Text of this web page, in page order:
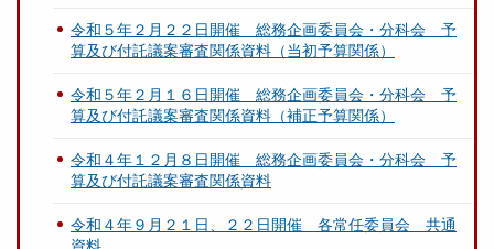
令和５年２月２２日開催 総務企画委員会・分科会 予
算及び付託議案審査関係資料（当初予算関係）
令和５年２月１６日開催 総務企画委員会・分科会 予
算及び付託議案審査関係資料（補正予算関係）
令和４年１２月８日開催 総務企画委員会・分科会 予
算及び付託議案審査関係資料
令和４年９月２１日、２２日開催 各常任委員会 共通